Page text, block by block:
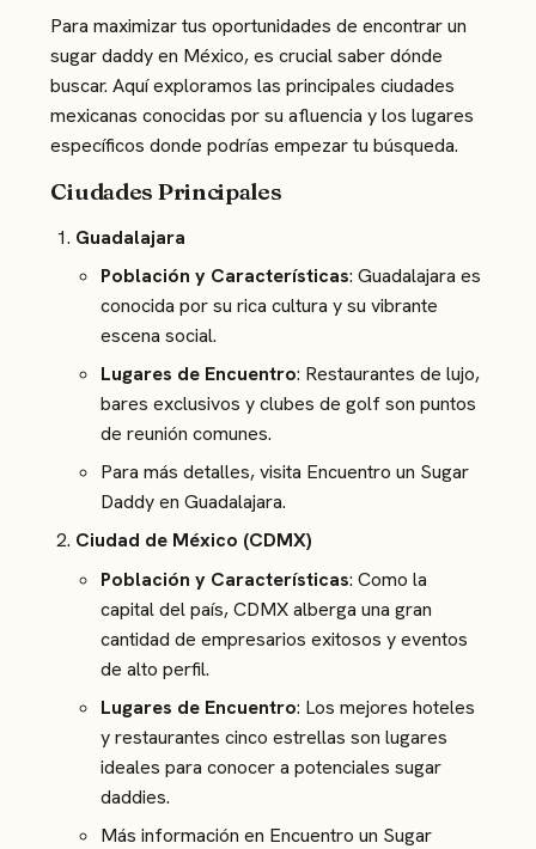
Para maximizar tus oportunidades de encontrar un
sugar daddy en México, es crucial saber dónde
buscar. Aquí exploramos las principales ciudades
mexicanas conocidas por su afluencia y los lugares
específicos donde podrías empezar tu búsqueda.
Ciudades Principales
Guadalajara
Población y Características: Guadalajara es
conocida por su rica cultura y su vibrante
escena social.
Lugares de Encuentro: Restaurantes de lujo,
bares exclusivos y clubes de golf son puntos
de reunión comunes.
Para más detalles, visita Encuentro un Sugar
Daddy en Guadalajara.
Ciudad de México (CDMX)
Población y Características: Como la
capital del país, CDMX alberga una gran
cantidad de empresarios exitosos y eventos
de alto perfil.
Lugares de Encuentro: Los mejores hoteles
y restaurantes cinco estrellas son lugares
ideales para conocer a potenciales sugar
daddies.
Más información en Encuentro un Sugar